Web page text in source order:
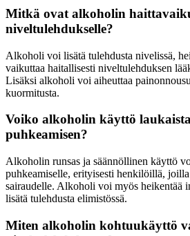
Mitkä ovat alkoholin
niveltulehdukselle?
Alkoholi voi lisätä tulehdusta nivelissä,
vaikuttaa haitallisesti niveltulehduksen
Lisäksi alkoholi voi aiheuttaa
kuormitusta.
Voiko alkoholin käyttö
puhkeamisen?
Alkoholin runsas ja säännöllinen käyttö
puhkeamiselle, erityisesti henkilöillä,
sairaudelle. Alkoholi voi myös heikentää
lisätä tulehdusta elimistössä.
Miten alkoholin kohtuukäyttö